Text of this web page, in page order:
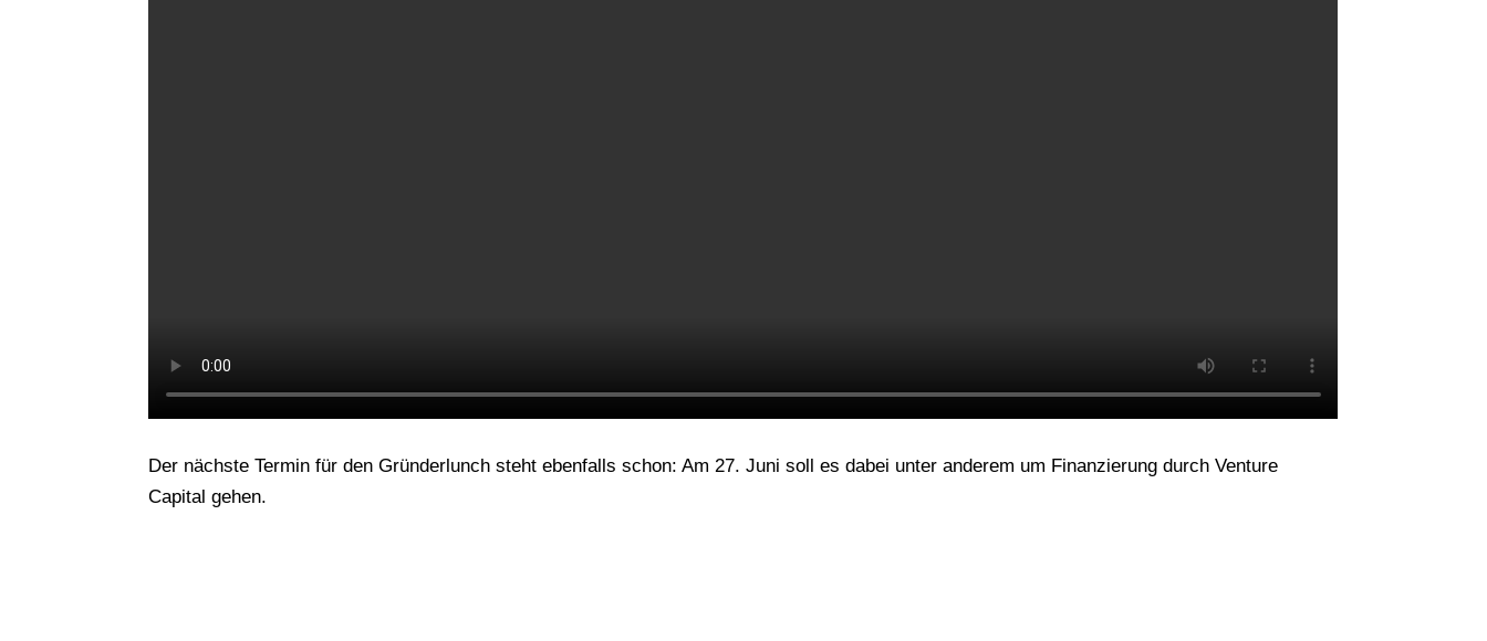
Der nächste Termin für den Gründerlunch steht ebenfalls schon: Am 27. Juni soll es dabei unter anderem um Finanzierung durch Venture
Capital gehen.